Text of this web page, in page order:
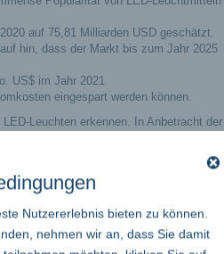
auf 75,81 Milliarden USD geschätzt.
hin, dass der Markt bis zum Jahr 2025
US$ im Jahr 2021
eingespart werden können.
Leuchten erkennen. In Anbetracht der
Einhaltung von Normen für
LED-Leuchten spielen können, ohne
in stilvolle Möbel zu verwandeln.
und Wandstrukturen mit LED-Leuchten
von LED-Leuchten.
Nutzererlebnis bieten zu können.
nehmen wir an, dass Sie damit